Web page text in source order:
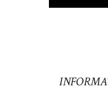
cuisine américaine